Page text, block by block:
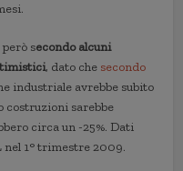
secondo alcuni
, dato che secondo
industriale avrebbe subito
costruzioni sarebbe
circa un -25%. Dati
nel 1° trimestre 2009.